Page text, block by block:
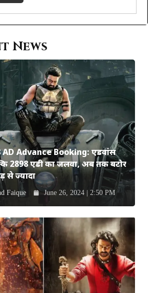
News
AD Advance Booking: एडवांस
2898 एडी का जलवा, अब तक बटोर
से ज्यादा
Faique June 26, 2024 | 2:50 PM